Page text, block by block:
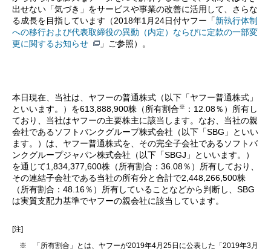
出せない「気づき」をサービスや事業の改善に活用して、さらな
る成長を目指しています（2018年1月24日付ヤフー「新執行体制
への移行および代表取締役の異動（内定）ならびに定款の一部変
更に関するお知らせ
」ご参照）。
本日現在、当社は、ヤフーの普通株式（以下「ヤフー普通株式」
といいます。）を613,888,900株（所有割合※
：12.08％）所有し
ており、当社はヤフーの主要株主に該当します。なお、当社の親
会社であるソフトバンクグループ株式会社（以下「SBG」といい
ます。）は、ヤフー普通株式を、その完全子会社であるソフトバ
ンクグループジャパン株式会社（以下「SBGJ」といいます。）
を通じて1,834,377,600株（所有割合：36.08％）所有しており、
その連結子会社である当社の所有分と合計で2,448,266,500株
（所有割合：48.16％）所有していることなどから判断し、SBG
は実質支配力基準でヤフーの親会社に該当しています。
[注]
※
「所有割合」とは、ヤフーが2019年4月25日に公表した「2019年3月